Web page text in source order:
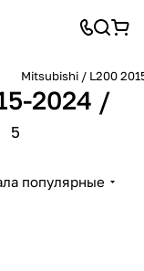
Mitsubishi / L200
2024 /
5
популярные